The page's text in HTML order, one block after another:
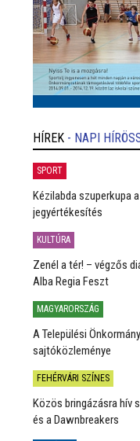
HÍREK - NAPI
SPORT
Kézilabda szuperkupa
jegyértékesítés
KULTÚRA
Zenél a tér! – végzős
Alba Regia Feszt
MAGYARORSZÁG
A Települési
sajtóközleménye
FEHÉRVÁRI SZÍNES
Közös bringázásra hív
és a Dawnbreakers